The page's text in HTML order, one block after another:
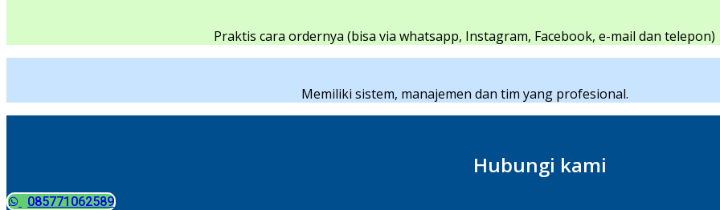
Praktis cara ordernya (bisa via whatsapp, Instagram, Facebook, e-mail dan telepon)
Memiliki sistem, manajemen dan tim yang profesional.
Hubungi kami
085771062589